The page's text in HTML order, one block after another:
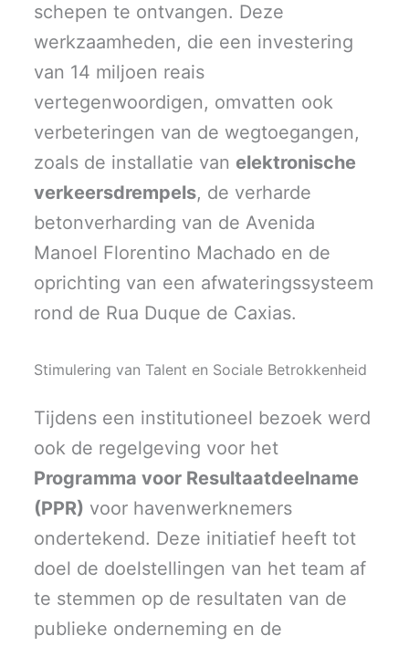
schepen te ontvangen. Deze
werkzaamheden, die een investering
van 14 miljoen reais
vertegenwoordigen, omvatten ook
verbeteringen van de wegtoegangen,
zoals de installatie vanelektronische
verkeersdrempels, de verharde
betonverharding van de Avenida
Manoel Florentino Machado en de
oprichting van een afwateringssysteem
rond de Rua Duque de Caxias.
Stimulering van Talent en Sociale Betrokkenheid
Tijdens een institutioneel bezoek werd
ook de regelgeving voor het
Programma voor Resultaatdeelname
(PPR) voor havenwerknemers
ondertekend. Deze initiatief heeft tot
doel de doelstellingen van het team af
te stemmen op de resultaten van de
publieke onderneming en de